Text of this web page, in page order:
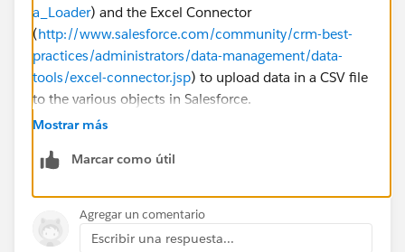
a_Loader) and the Excel Connector
(http://www.salesforce.com/community/crm-best-
practices/administrators/data-management/data-
tools/excel-connector.jsp) to upload data in a CSV file
to the various objects in Salesforce.
box for 'Show all Salesforce objects' after you log in so
Mostrar más
Marcar como útil
Agregar un comentario
Escribir una respuesta...